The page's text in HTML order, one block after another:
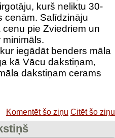
kurš neliktu 30-
cenām. Salīdzināju
pie Zviedriem un
iegādāt benders māla
kā Vācu dakstiņam,
dakstiņam cerams
Komentēt šo ziņu Citēt šo ziņu